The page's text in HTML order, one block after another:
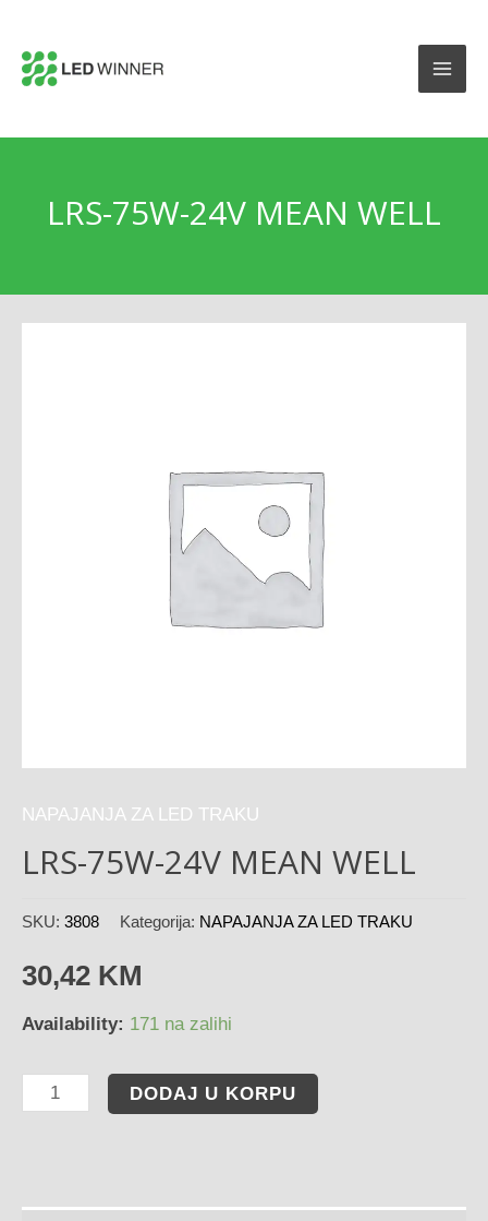
LRS-75W-24V MEAN WELL
NAPAJANJA ZA LED TRAKU
LRS-75W-24V MEAN WELL
SKU: 3808 Kategorija: NAPAJANJA ZA LED TRAKU
30,42 KM
Availability: 171 na zalihi
DODAJ U KORPU